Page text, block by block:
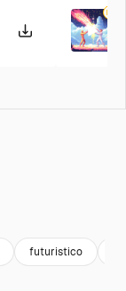
futuristico